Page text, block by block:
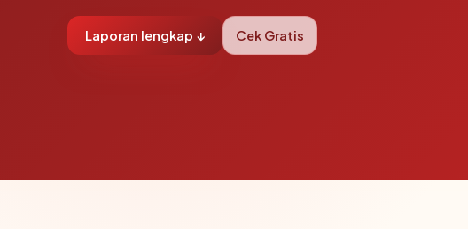
Laporan lengkap ↓ Cek Gratis